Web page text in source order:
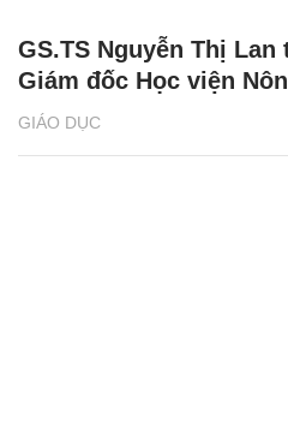
GIÁO DỤC
GS.TS Nguyễn Thị
Giám đốc Học viện